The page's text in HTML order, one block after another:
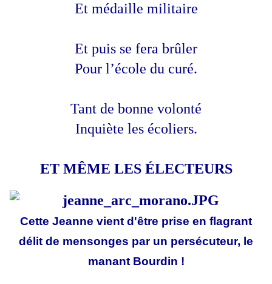
Et médaille militaire
Et puis se fera brûler
Pour l’école du curé.
Tant de bonne volonté
Inquiète les écoliers.
ET MÊME LES ÉLECTEURS
Cette Jeanne vient d'être prise en flagrant
délit de mensonges par un persécuteur, le
manant Bourdin !